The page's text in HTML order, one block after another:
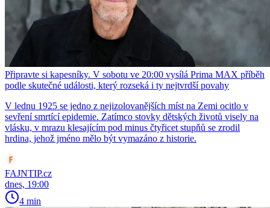
Připravte si kapesníky. V sobotu ve 20:00 vysílá Prima MAX příběh
podle skutečné události, který rozseká i ty nejtvrdší povahy
V lednu 1925 se jedno z nejizolovanějších míst na Zemi ocitlo v
sevření smrtící epidemie. Zatímco stovky dětských životů visely na
vlásku, v mrazu klesajícím pod minus čtyřicet stupňů se zrodil
hrdina, jehož jméno mělo být vymazáno z historie.
FAJNTIP.cz
dnes, 19:00
4 min